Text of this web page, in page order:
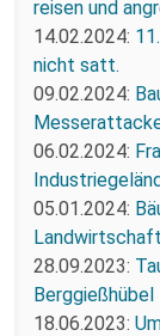
reisen und
14.02.2024:
nicht satt.
09.02.2024:
06.02.2024:
05.01.2024:
28.09.2023:
Berggießhübel
18.06.2023: